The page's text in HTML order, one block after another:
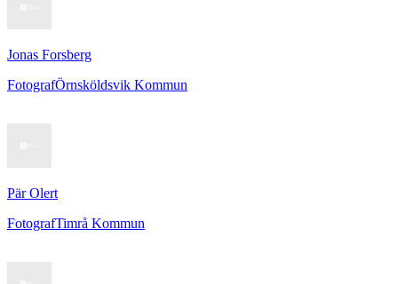
Jonas Forsberg
FotografÖrnsköldsvik Kommun
Pär Olert
FotografTimrå Kommun